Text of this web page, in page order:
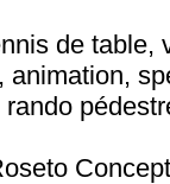
de
rando